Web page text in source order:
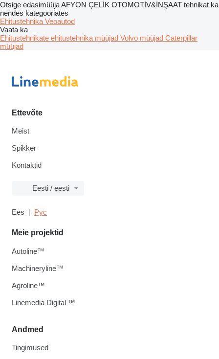
Otsige edasimüüja AFYON ÇELİK OTOMOTİV&İNŞAAT tehnikat ka
nendes kategooriates
Ehitustehnika Veoautod
Vaata ka
Ehitustehnikate ehitustehnika müüjad Volvo müüjad Caterpillar
müüjad
Ettevõte
Meist
Spikker
Kontaktid
Eesti / eesti
Ees Рус
Andmed
Tingimused
Meie projektid
Autoline™
Machineryline™
Agroline™
Linemedia Digital ™